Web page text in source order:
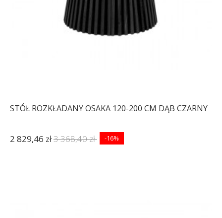
STÓŁ ROZKŁADANY OSAKA 120-200 CM DĄB CZARNY
2 829,46 zł3 368,40 zł -16%